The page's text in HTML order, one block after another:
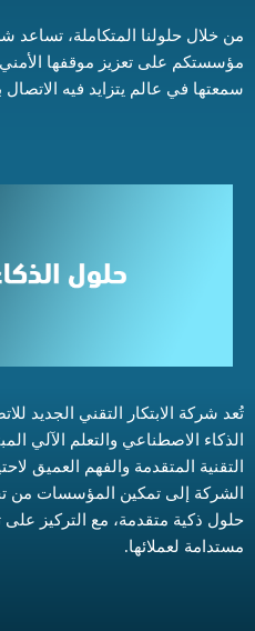
من خلال حلولنا المتكاملة، تساعد
مؤسستكم على تعزيز موقفها
سمعتها في عالم يتزايد فيه
تُعد شركة الابتكار التقني الجديد
الذكاء الاصطناعي والتعلم الآلي
التقنية المتقدمة والفهم العميق
الشركة إلى تمكين المؤسسات من
حلول ذكية متقدمة، مع التركيز على
مستدامة لعملائها.